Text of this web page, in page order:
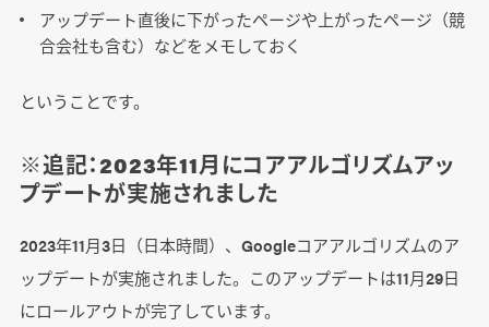
アップデート直後に下がったページや上がったページ（競
合会社も含む）などをメモしておく
ということです。
※追記：2023年11月にコアアルゴリズムアッ
プデートが実施されました
2023年11月3日（日本時間）、Googleコアアルゴリズムのア
ップデートが実施されました。このアップデートは11月29日
にロールアウトが完了しています。